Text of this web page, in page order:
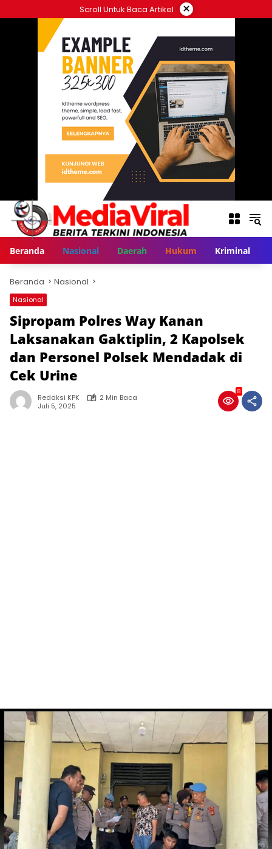
ke
Scroll Untuk Baca Artikel ×
Beranda Nasional Daerah Hukum Kriminal
Beranda Nasional
Nasional
Sipropam Polres Way Kanan
Laksanakan Gaktiplin, 2 Kapolsek
dan Personel Polsek Mendadak di
Cek Urine
Redaksi KPK
2 Min Baca
Juli 5, 2025
8